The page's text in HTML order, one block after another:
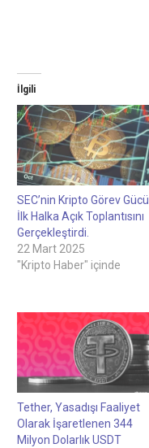
İlgili
SEC’nin Kripto Görev Gücü
İlk Halka Açık Toplantısını
Gerçekleştirdi.
22 Mart 2025
"Kripto Haber" içinde
Tether, Yasadışı Faaliyet
Olarak İşaretlenen 344
Milyon Dolarlık USDT